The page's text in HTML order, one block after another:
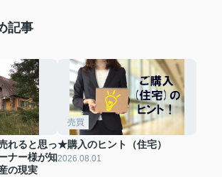
記事
れると思っ
ナー様が知
の現実
売買
★購入のヒント（住宅）
2026.08.01